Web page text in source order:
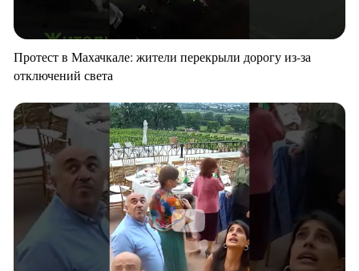
Протест в Махачкале: жители перекрыли дорогу из-за
отключений света